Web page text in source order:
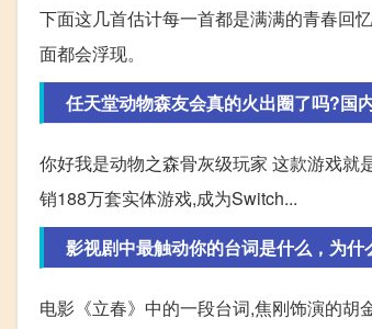
下面这几首估计每一首都是满满的青春回忆
面都会浮现。
任天堂动物森友会真的火出圈了吗?国
你好我是动物之森骨灰级玩家 这款游戏
销188万套实体游戏,成为Switch...
影视剧中最触动你的台词是什么，为什
电影《立春》中的一段台词,焦刚饰演的